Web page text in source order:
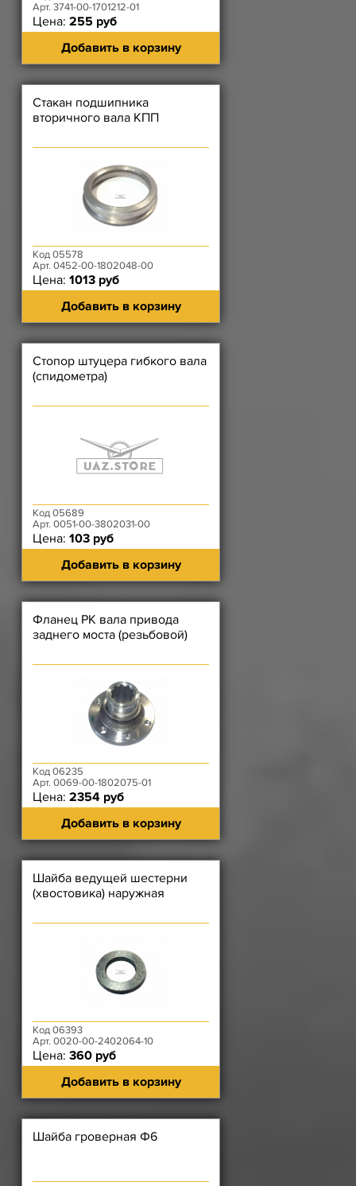
Арт. 3741-00-1701212-01
Цена: 255 руб
Добавить в корзину
Стакан подшипника
вторичного вала КПП
Код 05578
Арт. 0452-00-1802048-00
Цена: 1013 руб
Добавить в корзину
Стопор штуцера гибкого вала
(спидометра)
Код 05689
Арт. 0051-00-3802031-00
Цена: 103 руб
Добавить в корзину
Фланец РК вала привода
заднего моста (резьбовой)
Код 06235
Арт. 0069-00-1802075-01
Цена: 2354 руб
Добавить в корзину
Шайба ведущей шестерни
(хвостовика) наружная
Код 06393
Арт. 0020-00-2402064-10
Цена: 360 руб
Добавить в корзину
Шайба гроверная Ф6